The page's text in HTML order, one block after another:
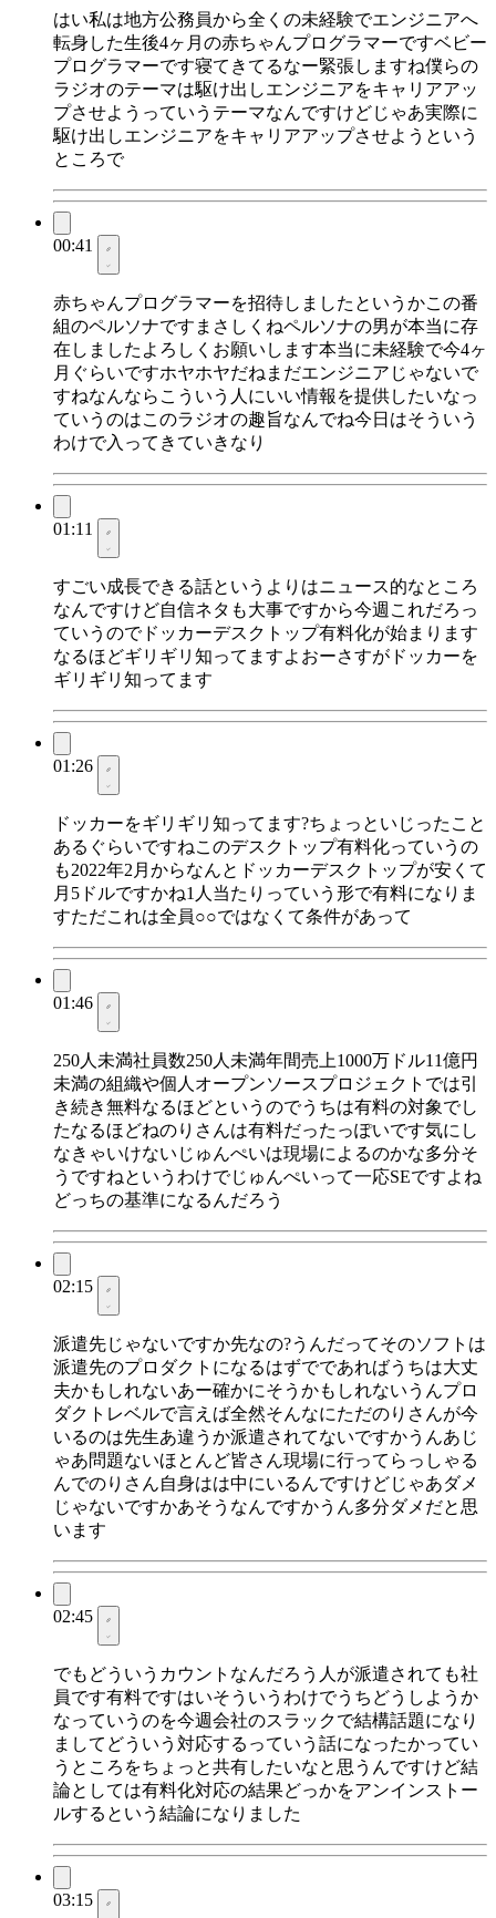
はい私は地方公務員から全くの未経験でエンジニアへ
転身した生後4ヶ月の赤ちゃんプログラマーですベビー
プログラマーです寝てきてるなー緊張しますね僕らの
ラジオのテーマは駆け出しエンジニアをキャリアアッ
プさせようっていうテーマなんですけどじゃあ実際に
駆け出しエンジニアをキャリアアップさせようという
ところで
00:41
赤ちゃんプログラマーを招待しましたというかこの番
組のペルソナですまさしくねペルソナの男が本当に存
在しましたよろしくお願いします本当に未経験で今4ヶ
月ぐらいですホヤホヤだねまだエンジニアじゃないで
すねなんならこういう人にいい情報を提供したいなっ
ていうのはこのラジオの趣旨なんでね今日はそういう
わけで入ってきていきなり
01:11
すごい成長できる話というよりはニュース的なところ
なんですけど自信ネタも大事ですから今週これだろっ
ていうのでドッカーデスクトップ有料化が始まります
なるほどギリギリ知ってますよおーさすがドッカーを
ギリギリ知ってます
01:26
ドッカーをギリギリ知ってます?ちょっといじったこと
あるぐらいですねこのデスクトップ有料化っていうの
も2022年2月からなんとドッカーデスクトップが安くて
月5ドルですかね1人当たりっていう形で有料になりま
すただこれは全員○○ではなくて条件があって
01:46
250人未満社員数250人未満年間売上1000万ドル11億円
未満の組織や個人オープンソースプロジェクトでは引
き続き無料なるほどというのでうちは有料の対象でし
たなるほどねのりさんは有料だったっぽいです気にし
なきゃいけないじゅんぺいは現場によるのかな多分そ
うですねというわけでじゅんぺいって一応SEですよね
どっちの基準になるんだろう
02:15
派遣先じゃないですか先なの?うんだってそのソフトは
派遣先のプロダクトになるはずでであればうちは大丈
夫かもしれないあー確かにそうかもしれないうんプロ
ダクトレベルで言えば全然そんなにただのりさんが今
いるのは先生あ違うか派遣されてないですかうんあじ
ゃあ問題ないほとんど皆さん現場に行ってらっしゃる
んでのりさん自身はは中にいるんですけどじゃあダメ
じゃないですかあそうなんですかうん多分ダメだと思
います
02:45
でもどういうカウントなんだろう人が派遣されても社
員です有料ですはいそういうわけでうちどうしようか
なっていうのを今週会社のスラックで結構話題になり
ましてどういう対応するっていう話になったかってい
うところをちょっと共有したいなと思うんですけど結
論としては有料化対応の結果どっかをアンインストー
ルするという結論になりました
03:15